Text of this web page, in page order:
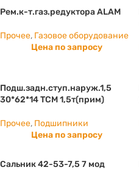
Рем.к-т.газ.редуктора ALAM
Прочее, Газовое оборудование
Цена по запросу
Подш.задн.ступ.наруж.1,5
30*62*14 ТСМ 1,5т(прим)
Прочее, Подшипники
Цена по запросу
Сальник 42-53-7,5 7 мод